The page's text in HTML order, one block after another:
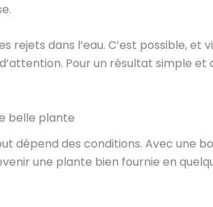
dans l’eau. C’est possible, et
Pour un résultat simple
belle plante
dépend des conditions. Avec une
une plante bien fournie en